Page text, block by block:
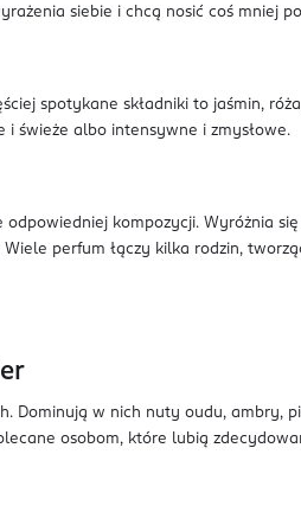
siebie i chcą nosić coś mniej
spotykane składniki to jaśmin,
świeże albo intensywne i zmysłowe.
kompozycji. Wyróżnia się
Wiele perfum łączy kilka rodzin,
Dominują w nich nuty oudu, ambry,
osobom, które lubią